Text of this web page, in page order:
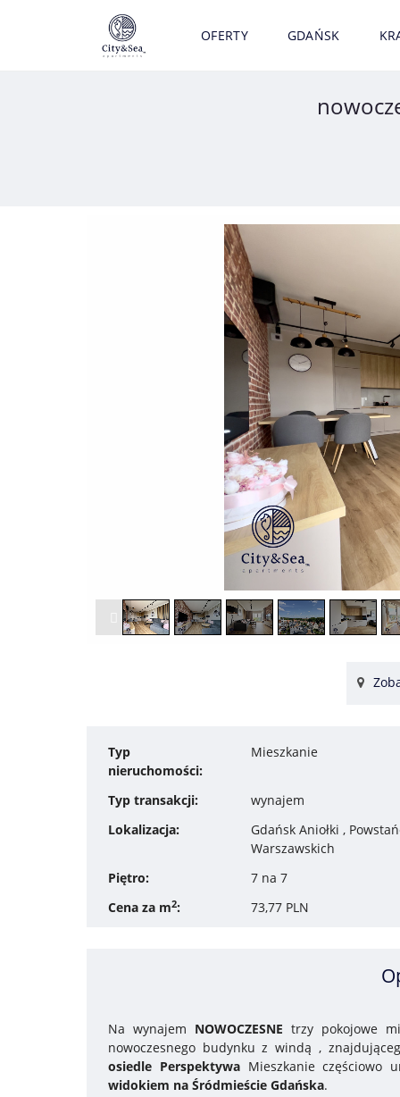
OFERTY GDAŃSK
Typ
nieruchomości:
Mieszkanie
Typ transakcji:
wynajem
Lokalizacja:
Gdańsk Aniołki ,
Warszawskich
Piętro:
7 na 7
Cena za m2: 73,77 PLN
Na wynajem NOWOCZESNE trzy pokojowe
nowoczesnego budynku z windą ,
osiedle PerspektywaMieszkanie częściowo
widokiem na Śródmieście Gdańska.